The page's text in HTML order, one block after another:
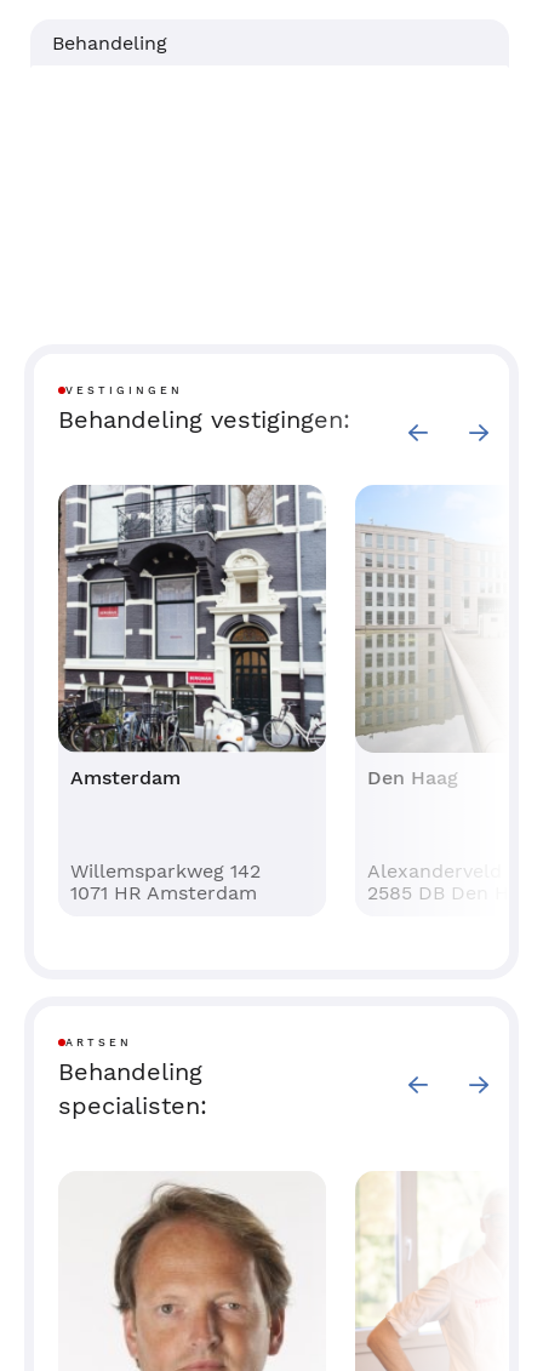
Behandeling
VESTIGINGEN
Behandeling vestigingen:
Amsterdam
Willemsparkweg 142
1071 HR Amsterdam
Den Haag
Alexanderveld 5
2585 DB Den Haag
ARTSEN
Behandeling
specialisten: